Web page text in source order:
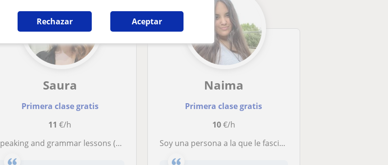
Rechazar Aceptar
Saura
Primera clase gratis
11 €/h
Speaking and grammar lessons (Clases de inglès hasta nivel B2)
Naima
Primera clase gratis
10€/h
Soy una persona a la que le fascina enseñar. Podría enseñar diferentes asignaturas, desde idiomas como inglés, castellano, catalán, latín o francés, hasta matemáticas, sociales o naturales. Mi principal objetivo es dar clases a niños de primaria y secunda